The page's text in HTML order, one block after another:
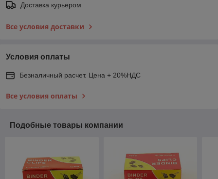
Доставка курьером
Все условия доставки
Условия оплаты
Безналичный расчет. Цена + 20%НДС
Все условия оплаты
Подобные товары компании